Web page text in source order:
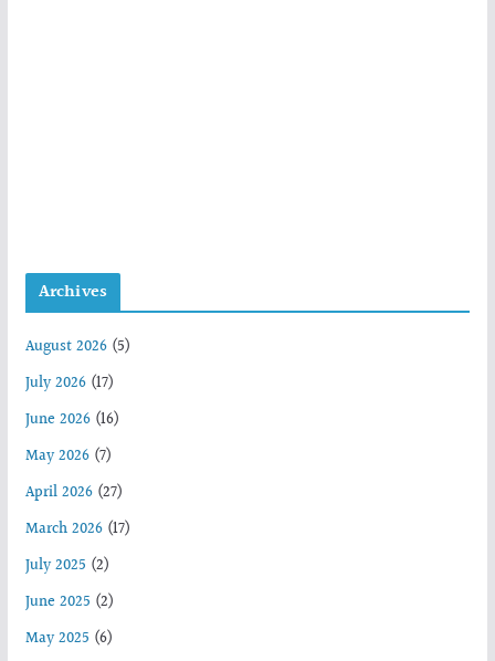
Archives
August 2026(5)
July 2026(17)
June 2026(16)
May 2026(7)
April 2026(27)
March 2026(17)
July 2025 (2)
June 2025 (2)
May 2025 (6)